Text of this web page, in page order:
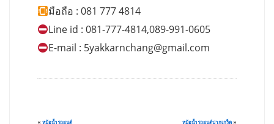
มือถือ : 081 777 4814
Line id : 081-777-4814,089-991-0605
E-mail : 5yakkarnchang@gmail.com
« หม้อน้ำรถยนต์ หม้อน้ำรถยนต์ปากเกร็ด »